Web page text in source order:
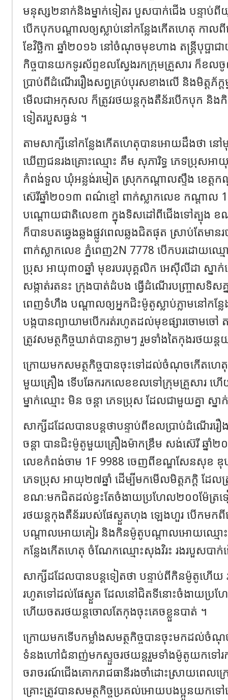
មនុស្ស២នាក់និងម្នាក់ទៀតរ បួសបាក់ជើង បន្ទាប់ពីយុ
បើកបុកបណ្តាលឲ្យស្លាប់នៅកន្លែងកើតហេតុ កាល
ខែវិច្ឆិកា ឆ្នាំ២០១៦ នៅចំណុចមុខហាង តន្ត្រីបុប្ផាជ
កិច្ចបានយកទូរស័ព្ទខលស្វែងរកក្រុមគ្រួសារ ក៏ខល
ប្រាប់ពីដំណើររឿងសព្វគ្រប់បុរសខាងលើ និងមិត្តភ័ក្
មើលជាអកុសល ក៏ត្រូវរថយន្តកុងតឺន័របើកបុក និងកិ
ទៀតរបួសធ្ងន់ ។
តាមសាក្សីនៅកន្លែងកើតហេតុបានអោយដឹងថា ន
ឃើញជនរងគ្រោះឈ្មោះ គឹម សុភារិទ្ធ ភេទប្រុសអ
កំពង់ទួល ឃុំអន្លង់រមៀត ស្រុកកណ្តាលស្ទឹង ខេត្ត
ស៊េរីឆ្នាំ២០១៣ ពណ៌ខ្មៅ ពាក់ស្លាកលេខ កណ្តាល
បណ្តោយជាតិលេខ៣ ក្នុងទិសដៅពីជើងទៅត្បុង
ក៏បានបតឆ្វេងឆ្លងផ្លូវពេលឆ្លងជិតផុត ស្រាប់តែមា
ពាក់ស្លាកលេខ ភ្នំពេញ2N 7778 បើកបរដោយឈ្ម
ប្រុស អាយុ៣០ឆ្នាំ មុខរបរបុគ្គលិក អេស៊ីលីដា ស្នាក់
សង្កាត់រតនះ ក្រុងបាត់ដំបង ធ្វើដំណើរបញ្ច្រាសទិ
ពេញទំហឹង បណ្តាលឲ្យអ្នកជិះម៉ូតូស្លាប់ភ្លាមនៅកន្
បង្កបានព្យាយាមបើករត់រហូតដល់មុខផ្សារចោមចៅ
ត្រូវសមត្ថកិច្ចឃាត់បានភ្លាមៗ រួមទាំងតៃកុងរថយ
ក្រោយមកសមត្ថកិច្ចបានចុះទៅដល់ចំណុចកើតហេតុ
មួយគ្រឿង ទើបឆែករកលេខខលទៅក្រុមគ្រួសារ ហ
ម្នាក់ឈ្មោះ មិន ចន្តា ភេទប្រុស ដែលជាមួយគ្នា ស្
សាក្សីដដែលបានបន្តថាបន្ទាប់ពីខលប្រាប់ដំណើរ
ចន្តា បានជិះម៉ូតូមួយគ្រឿងម៉ាកឌ្រឹម សង់ស៊េរី ឆ្នាំ
លេខកំពង់ចាម 1F 9988 ចេញពីខណ្ឌសែនសុខ ឌុប
ភេទប្រុស អាយុ២៧ឆ្នាំ ដើម្បីមកមើលមិត្តភក្តិ ដែល
ខណៈមកជិតដល់ខ្វះតែចំងាយប្រហែល២០០ម៉ែត្រ
រថយន្តកុងតឺន័ររបស់ផែស្ងួតហុង ឡេងហួរ បើកមក
បណ្តាលអោយគៀរ និងកិនម៉ូតូបណ្តាលអោយឈ្មោះ មិ
កន្លែងកើតហេតុ ចំណែកឈ្មោះសុងវិរះ រងរបួសបាក់ជ
សាក្សីដដែលបានបន្តទៀតថា បន្ទាប់ពីកិនម៉ូតូហើយ
រហូតទៅដល់ផែស្ងួត ដែលនៅជិតទីនោះចំងាយប្រហ
ហើយចតរថយន្តចោលតែកុងចុះគេចខ្លួនបាត់ ។
ក្រោយមកទើបកម្លាំងសមត្ថកិច្ចបានចុះមកដល់ចំ
ទំនងហៅជំនាញ់មកស្ទួចរថយន្តរួមទាំងម៉ូតូយកទៅរ
ចរាចរណ៍ជើងគោករាជធានីរងចាំដោះស្រាយពេ
គ្រោះត្រូវបានសមត្ថកិច្ចប្រគល់អោយបងប្អូនយកទ